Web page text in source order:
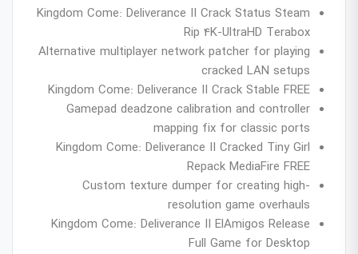
Kingdom Come: Deliverance II Crack Status Steam
Rip 4K-UltraHD Terabox
Alternative multiplayer network patcher for playing
cracked LAN setups
Kingdom Come: Deliverance II Crack Stable FREE
Gamepad deadzone calibration and controller
mapping fix for classic ports
Kingdom Come: Deliverance II Cracked Tiny Girl
Repack MediaFire FREE
Custom texture dumper for creating high-
resolution game overhauls
Kingdom Come: Deliverance II ElAmigos Release
Full Game for Desktop